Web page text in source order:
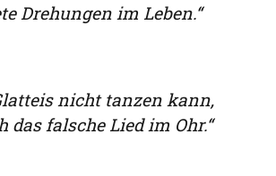
Drehungen im Leben.“
nicht tanzen kann,
das falsche Lied im Ohr.“